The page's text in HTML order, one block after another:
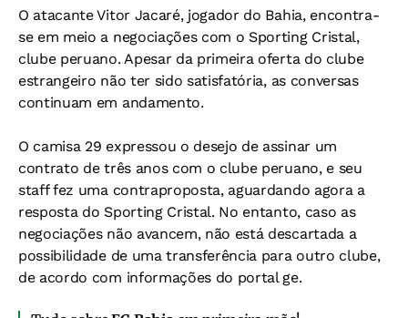
O atacante Vitor Jacaré, jogador do Bahia, encontra-
se em meio a negociações com o Sporting Cristal,
clube peruano. Apesar da primeira oferta do clube
estrangeiro não ter sido satisfatória, as conversas
continuam em andamento.
O camisa 29 expressou o desejo de assinar um
contrato de três anos com o clube peruano, e seu
staff fez uma contraproposta, aguardando agora a
resposta do Sporting Cristal. No entanto, caso as
negociações não avancem, não está descartada a
possibilidade de uma transferência para outro clube,
de acordo com informações do portal ge.